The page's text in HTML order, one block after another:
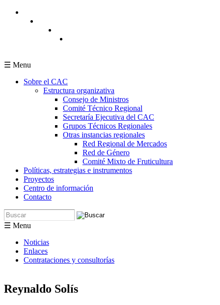
Pasar al contenido principal
☰ Menu
Sobre el CAC
Estructura organizativa
Consejo de Ministros
Comité Técnico Regional
Secretaría Ejecutiva del CAC
Grupos Técnicos Regionales
Otras instancias regionales
Red Regional de Mercados
Red de Género
Comité Mixto de Fruticultura
Políticas, estrategias e instrumentos
Proyectos
Centro de información
Contacto
Formulario de búsqueda
Buscar
☰ Menu
Noticias
Enlaces
Contrataciones y consultorías
Reynaldo Solís